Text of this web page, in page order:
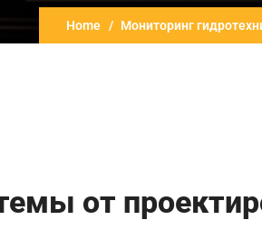
Home Мониторинг
от